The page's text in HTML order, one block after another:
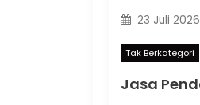
23 Juli 2026
Tak Berkategori